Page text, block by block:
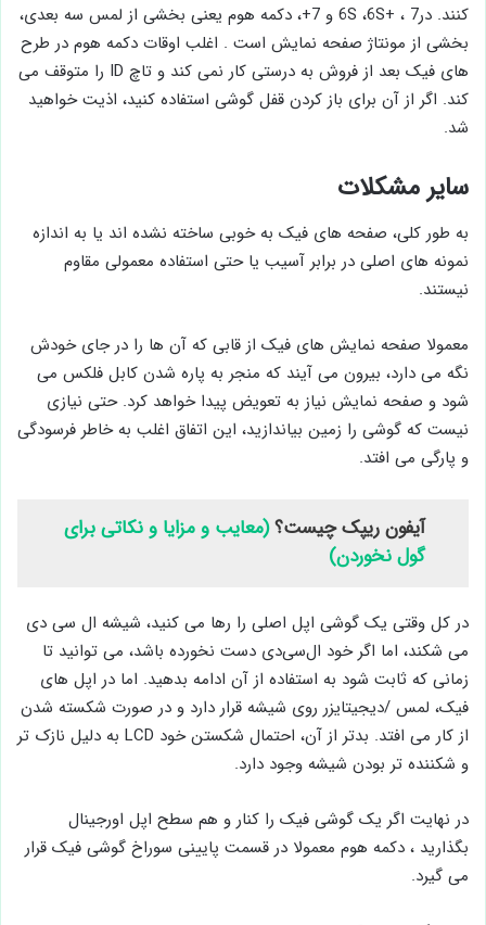
کنند. در6S ،6S+ ، 7 و 7+، دکمه هوم یعنی بخشی از لمس سه بعدی،
بخشی از مونتاژ صفحه نمایش است . اغلب اوقات دکمه هوم در طرح‌
های فیک بعد از فروش به درستی کار نمی ‌کند و تاچ ID را متوقف می
‌کند. اگر از آن برای باز کردن قفل گوشی استفاده کنید، اذیت خواهید
شد.
سایر مشکلات
به طور کلی، صفحه‌ های فیک به خوبی ساخته نشده ‌اند یا به اندازه
نمونه ‌های اصلی در برابر آسیب یا حتی استفاده معمولی مقاوم
نیستند.
معمولا صفحه‌ نمایش های فیک از قابی که آن ها را در جای خودش
نگه می‌ دارد، بیرون می ‌آیند که منجر به پاره شدن کابل فلکس می
‌شود و صفحه‌ نمایش نیاز به تعویض پیدا خواهد کرد. حتی نیازی
نیست که گوشی را زمین بیاندازید، این اتفاق اغلب به خاطر فرسودگی
و پارگی می ‌افتد.
آیفون ریپک چیست؟(معایب و مزایا و نکاتی برای
گول نخوردن)
در کل وقتی یک گوشی اپل اصلی را رها می ‌کنید، شیشه ال ‌سی ‌دی
می‌ شکند، اما اگر خود ال‌سی‌دی دست نخورده باشد، می ‌توانید تا
زمانی که ثابت شود به استفاده از آن ادامه بدهید. اما در اپل های
فیک، لمس /دیجیتایزر روی شیشه قرار دارد و در صورت شکسته شدن
از کار می ‌افتد. بدتر از آن، احتمال شکستن خود LCD به دلیل نازک‌ تر
و شکننده‌ تر بودن شیشه وجود دارد.
در نهایت اگر یک گوشی فیک را کنار و هم سطح اپل اورجینال
بگذارید ، دکمه هوم معمولا در قسمت پایینی سوراخ گوشی فیک قرار
می‌ گیرد.